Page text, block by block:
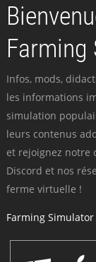
Farming
Infos, mods,
les informations
simulation
leurs contenus
et rejoignez notre
Discord et nos
ferme virtuelle !
Farming